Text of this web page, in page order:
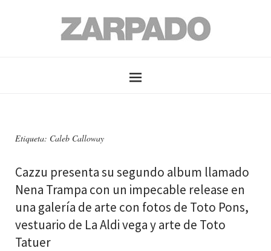
Etiqueta: Caleb Calloway
Cazzu presenta su segundo album llamado
Nena Trampa con un impecable release en
una galería de arte con fotos de Toto Pons,
vestuario de La Aldi vega y arte de Toto
Tatuer